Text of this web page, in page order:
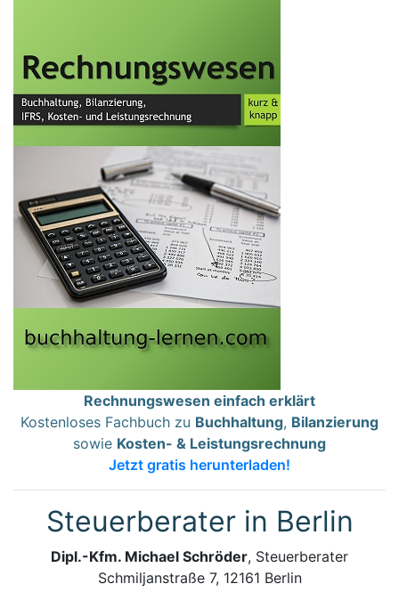
Rechnungswesen einfach erklärt
Kostenloses Fachbuch zu Buchhaltung, Bilanzierung
sowie Kosten- & Leistungsrechnung
Jetzt gratis herunterladen!
Steuerberater in Berlin
Dipl.-Kfm. Michael Schröder, Steuerberater
Schmiljanstraße 7, 12161 Berlin